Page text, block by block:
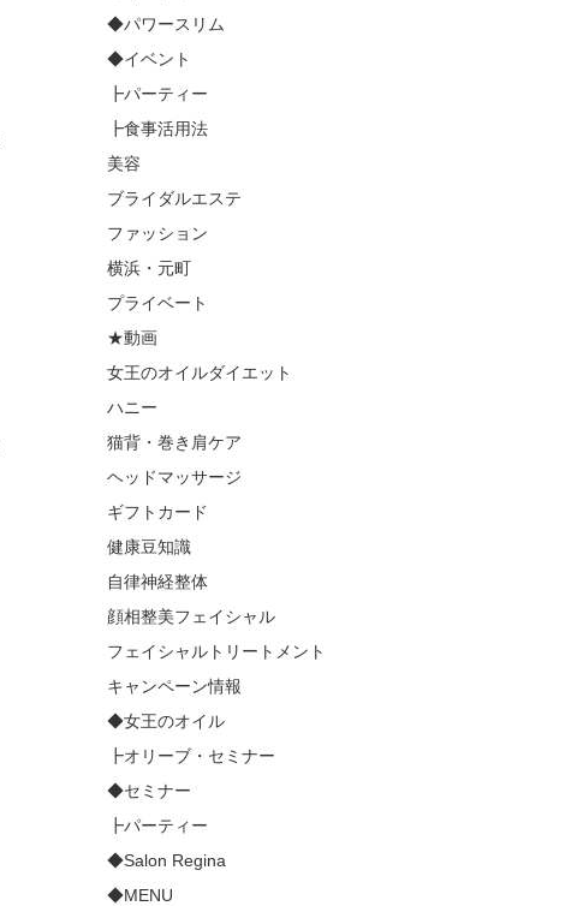
◆パワースリム
◆イベント
┣パーティー
┣食事活用法
美容
ブライダルエステ
ファッション
横浜・元町
プライベート
★動画
女王のオイルダイエット
ハニー
猫背・巻き肩ケア
ヘッドマッサージ
ギフトカード
健康豆知識
自律神経整体
顔相整美フェイシャル
フェイシャルトリートメント
キャンペーン情報
◆女王のオイル
┣オリーブ・セミナー
◆セミナー
┣パーティー
◆Salon Regina
◆MENU